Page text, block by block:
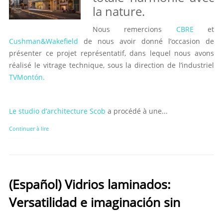
la nature.
Nous remercions CBREet
Cushman&Wakefield de nous avoir donné l’occasion de
présenter ce projet représentatif, dans lequel nous avons
réalisé le vitrage technique, sous la direction de l’industriel
TVMontón.
Le studio d’architecture Scob a procédé à une...
Continuer à lire
(Español) Vidrios laminados:
Versatilidad e imaginación sin